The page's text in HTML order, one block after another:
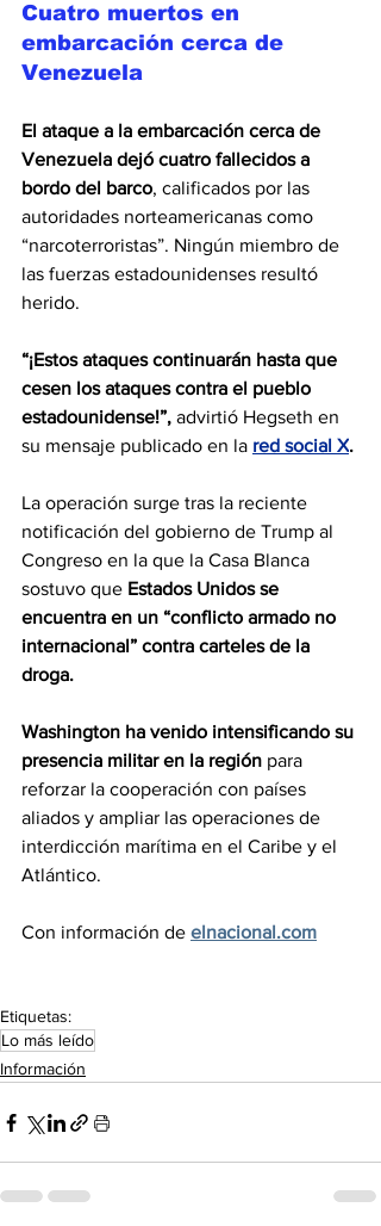
Cuatro muertos en
embarcación cerca de
Venezuela
El ataque a la embarcación cerca de
Venezuela dejó cuatro fallecidos a
bordo del barco, calificados por las
autoridades norteamericanas como
“narcoterroristas”. Ningún miembro de
las fuerzas estadounidenses resultó
herido.
“¡Estos ataques continuarán hasta que
cesen los ataques contra el pueblo
estadounidense!”, advirtió Hegseth en
su mensaje publicado en la red social X.
La operación surge tras la reciente
notificación del gobierno de Trump al
Congreso en la que la Casa Blanca
sostuvo que Estados Unidos se
encuentra en un “conflicto armado no
internacional” contra carteles de la
droga.
Washington ha venido intensificando su
presencia militar en la región para
reforzar la cooperación con países
aliados y ampliar las operaciones de
interdicción marítima en el Caribe y el
Atlántico.
Con información de elnacional.com
Etiquetas:
Lo más leído
Información